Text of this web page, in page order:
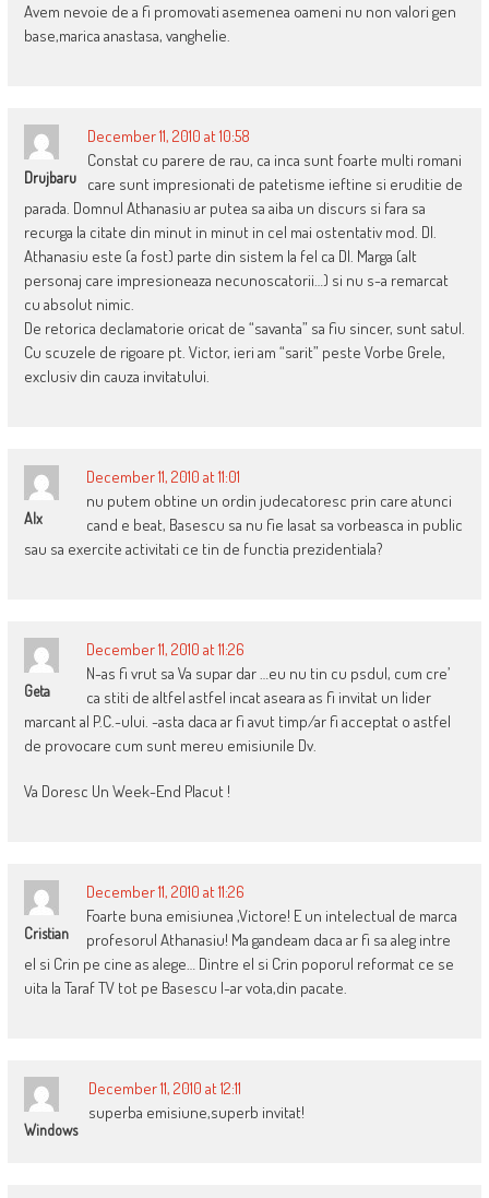
Avem nevoie de a fi promovati asemenea oameni nu non valori gen
base,marica anastasa, vanghelie.
Drujbaru
December 11, 2010 at 10:58
Constat cu parere de rau, ca inca sunt foarte multi romani
care sunt impresionati de patetisme ieftine si eruditie de
parada. Domnul Athanasiu ar putea sa aiba un discurs si fara sa
recurga la citate din minut in minut in cel mai ostentativ mod. Dl.
Athanasiu este (a fost) parte din sistem la fel ca Dl. Marga (alt
personaj care impresioneaza necunoscatorii…) si nu s-a remarcat
cu absolut nimic.
De retorica declamatorie oricat de “savanta” sa fiu sincer, sunt satul.
Cu scuzele de rigoare pt. Victor, ieri am “sarit” peste Vorbe Grele,
exclusiv din cauza invitatului.
Alx
December 11, 2010 at 11:01
nu putem obtine un ordin judecatoresc prin care atunci
cand e beat, Basescu sa nu fie lasat sa vorbeasca in public
sau sa exercite activitati ce tin de functia prezidentiala?
Geta
December 11, 2010 at 11:26
N-as fi vrut sa Va supar dar …eu nu tin cu psdul, cum cre’
ca stiti de altfel astfel incat aseara as fi invitat un lider
marcant al P.C.-ului. -asta daca ar fi avut timp/ar fi acceptat o astfel
de provocare cum sunt mereu emisiunile Dv.
Va Doresc Un Week-End Placut !
Cristian
December 11, 2010 at 11:26
Foarte buna emisiunea ,Victore! E un intelectual de marca
profesorul Athanasiu! Ma gandeam daca ar fi sa aleg intre
el si Crin pe cine as alege… Dintre el si Crin poporul reformat ce se
uita la Taraf TV tot pe Basescu l-ar vota,din pacate.
Windows
December 11, 2010 at 12:11
superba emisiune,superb invitat!